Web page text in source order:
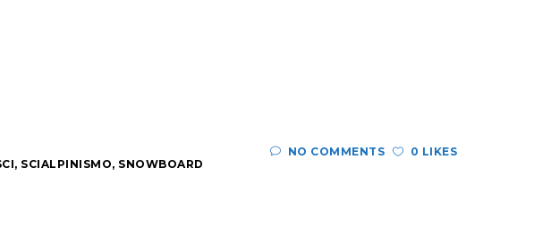
, SCIALPINISMO, SNOWBOARD
NO COMMENTS 0 LIKES